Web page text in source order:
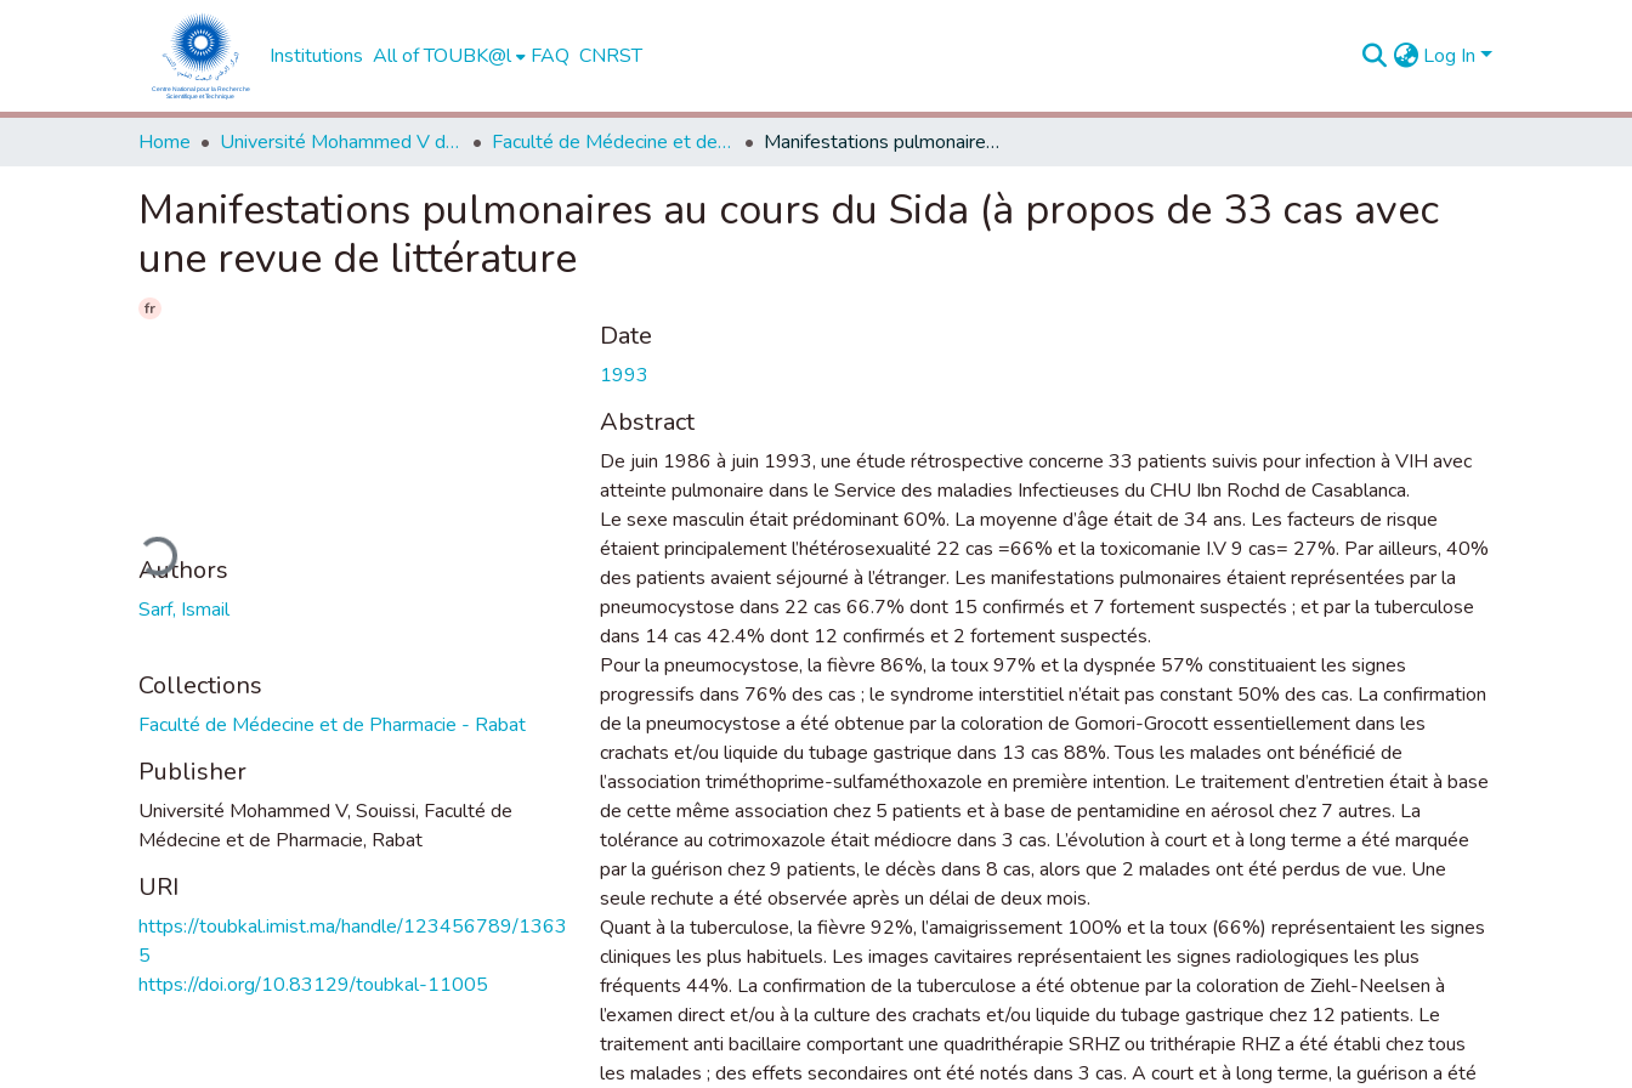
Institutions All of TOUBK@l FAQ CNRST Log In
Home Université Mohammed V de Rabat Faculté de Médecine et de Pharmacie - Rabat Manifestations pulmonaires au cours du Sida (à propos de 33 cas avec une revue de littérature
Manifestations pulmonaires au cours du Sida (à propos de 33 cas avec
une revue de littérature
fr
Loading...
Authors
Sarf, Ismail
Collections
Faculté de Médecine et de Pharmacie - Rabat
Publisher
Université Mohammed V, Souissi, Faculté de
Médecine et de Pharmacie, Rabat
URI
https://toubkal.imist.ma/handle/123456789/1363
5
https://doi.org/10.83129/toubkal-11005
Date
1993
Abstract
De juin 1986 à juin 1993, une étude rétrospective concerne 33 patients suivis pour infection à VIH avec
atteinte pulmonaire dans le Service des maladies Infectieuses du CHU Ibn Rochd de Casablanca.
Le sexe masculin était prédominant 60%. La moyenne d’âge était de 34 ans. Les facteurs de risque
étaient principalement l’hétérosexualité 22 cas =66% et la toxicomanie I.V 9 cas= 27%. Par ailleurs, 40%
des patients avaient séjourné à l’étranger. Les manifestations pulmonaires étaient représentées par la
pneumocystose dans 22 cas 66.7% dont 15 confirmés et 7 fortement suspectés ; et par la tuberculose
dans 14 cas 42.4% dont 12 confirmés et 2 fortement suspectés.
Pour la pneumocystose, la fièvre 86%, la toux 97% et la dyspnée 57% constituaient les signes
progressifs dans 76% des cas ; le syndrome interstitiel n’était pas constant 50% des cas. La confirmation
de la pneumocystose a été obtenue par la coloration de Gomori-Grocott essentiellement dans les
crachats et/ou liquide du tubage gastrique dans 13 cas 88%. Tous les malades ont bénéficié de
l’association triméthoprime-sulfaméthoxazole en première intention. Le traitement d’entretien était à base
de cette même association chez 5 patients et à base de pentamidine en aérosol chez 7 autres. La
tolérance au cotrimoxazole était médiocre dans 3 cas. L’évolution à court et à long terme a été marquée
par la guérison chez 9 patients, le décès dans 8 cas, alors que 2 malades ont été perdus de vue. Une
seule rechute a été observée après un délai de deux mois.
Quant à la tuberculose, la fièvre 92%, l’amaigrissement 100% et la toux (66%) représentaient les signes
cliniques les plus habituels. Les images cavitaires représentaient les signes radiologiques les plus
fréquents 44%. La confirmation de la tuberculose a été obtenue par la coloration de Ziehl-Neelsen à
l’examen direct et/ou à la culture des crachats et/ou liquide du tubage gastrique chez 12 patients. Le
traitement anti bacillaire comportant une quadrithérapie SRHZ ou trithérapie RHZ a été établi chez tous
les malades ; des effets secondaires ont été notés dans 3 cas. A court et à long terme, la guérison a été